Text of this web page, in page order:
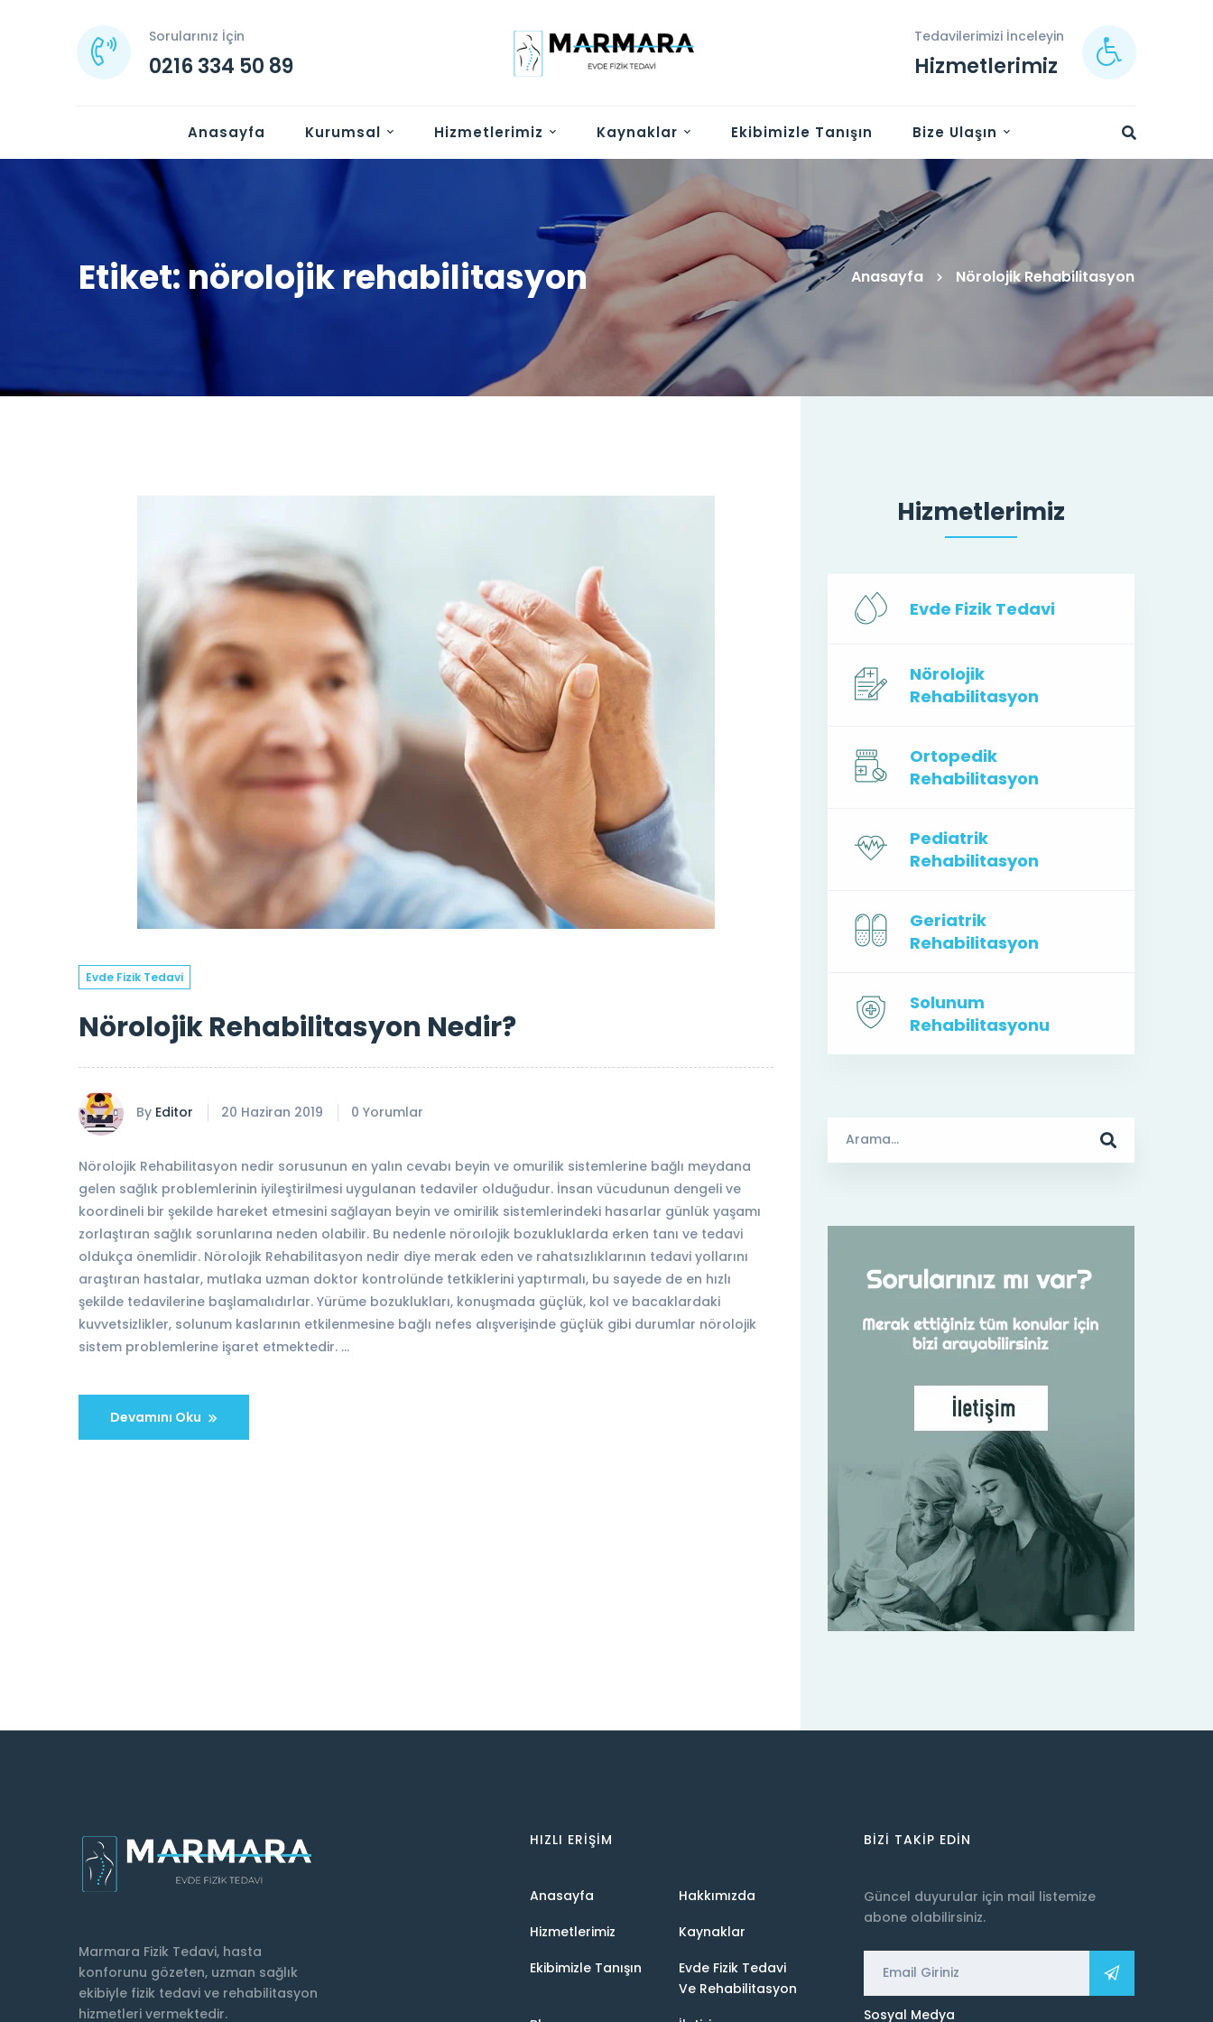
Sorularınız İçin
0216 334 50 89
Tedavilerimizi İnceleyin
Hizmetlerimiz
Anasayfa Kurumsal Hizmetlerimiz Kaynaklar Ekibimizle Tanışın Bize Ulaşın
Etiket: nörolojik rehabilitasyon Anasayfa Nörolojik Rehabilitasyon
Evde Fizik Tedavi
Nörolojik Rehabilitasyon Nedir?
By Editor 20 Haziran 2019 0 Yorumlar
Nörolojik Rehabilitasyon nedir sorusunun en yalın cevabı beyin ve omurilik sistemlerine bağlı meydana
gelen sağlık problemlerinin iyileştirilmesi uygulanan tedaviler olduğudur. İnsan vücudunun dengeli ve
koordineli bir şekilde hareket etmesini sağlayan beyin ve omirilik sistemlerindeki hasarlar günlük yaşamı
zorlaştıran sağlık sorunlarına neden olabilir. Bu nedenle nöroılojik bozukluklarda erken tanı ve tedavi
oldukça önemlidir. Nörolojik Rehabilitasyon nedir diye merak eden ve rahatsızlıklarının tedavi yollarını
araştıran hastalar, mutlaka uzman doktor kontrolünde tetkiklerini yaptırmalı, bu sayede de en hızlı
şekilde tedavilerine başlamalıdırlar. Yürüme bozuklukları, konuşmada güçlük, kol ve bacaklardaki
kuvvetsizlikler, solunum kaslarının etkilenmesine bağlı nefes alışverişinde güçlük gibi durumlar nörolojik
sistem problemlerine işaret etmektedir. …
Devamını Oku
Hizmetlerimiz
Evde Fizik Tedavi
Nörolojik
Rehabilitasyon
Ortopedik
Rehabilitasyon
Pediatrik
Rehabilitasyon
Geriatrik
Rehabilitasyon
Solunum
Rehabilitasyonu
Sonuçları:
Marmara Fizik Tedavi, hasta
konforunu gözeten, uzman sağlık
ekibiyle fizik tedavi ve rehabilitasyon
hizmetleri vermektedir.
HIZLI ERIŞIM
Anasayfa
Hakkımızda
Hizmetlerimiz
Kaynaklar
Ekibimizle Tanışın
Evde Fizik Tedavi
Ve Rehabilitasyon
BIZI TAKIP EDIN
Güncel duyurular için mail listemize
abone olabilirsiniz.
Sosyal Medya